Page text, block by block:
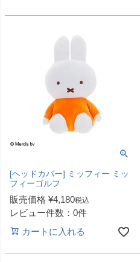
[ヘッドカバー] ミッフィー ミッ
フィーゴルフ
販売価格 ¥4,180税込
レビュー件数：0件
カートに入れる